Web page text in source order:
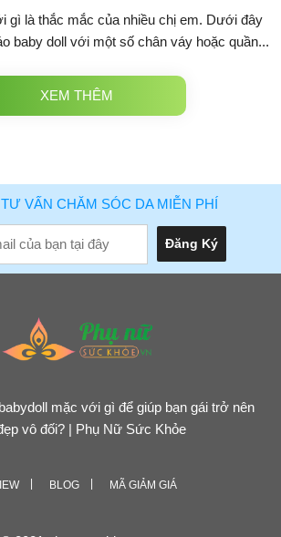
gì là thắc mắc của nhiều chị em. Dưới đây
baby doll với một số chân váy hoặc quần...
XEM THÊM
VẤN CHĂM SÓC DA MIỄN PHÍ
mặc với gì để giúp bạn gái trở nên
vô đối? | Phụ Nữ Sức Khỏe
BLOG MÃ GIẢM GIÁ